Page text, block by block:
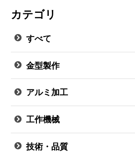
カテゴリ
すべて
金型製作
アルミ加工
工作機械
技術・品質